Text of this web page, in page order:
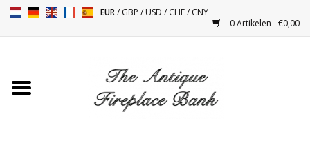
EUR/GBP /USD /CHF/CNY
0 Artikelen - €0,00